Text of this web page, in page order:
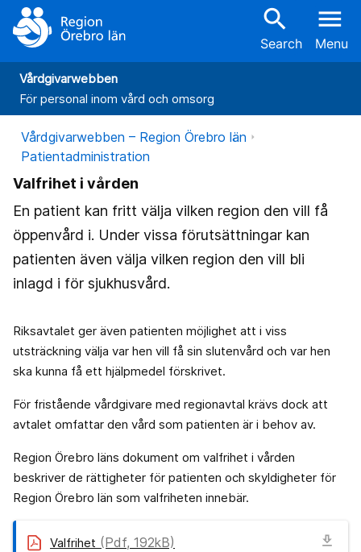
search
Search
menu
Menu
Vårdgivarwebben
För personal inom vård och omsorg
Vårdgivarwebben – Region Örebro län
Patientadministration
Valfrihet i vården
En patient kan fritt välja vilken region den vill få
öppenvård i. Under vissa förutsättningar kan
patienten även välja vilken region den vill bli
inlagd i för sjukhusvård.
Riksavtalet ger även patienten möjlighet att i viss
utsträckning välja var hen vill få sin slutenvård och var hen
ska kunna få ett hjälpmedel förskrivet.
För fristående vårdgivare med regionavtal krävs dock att
avtalet omfattar den vård som patienten är i behov av.
Region Örebro läns dokument om valfrihet i vården
beskriver de rättigheter för patienten och skyldigheter för
Region Örebro län som valfriheten innebär.
Valfrihet (Pdf, 192kB) download